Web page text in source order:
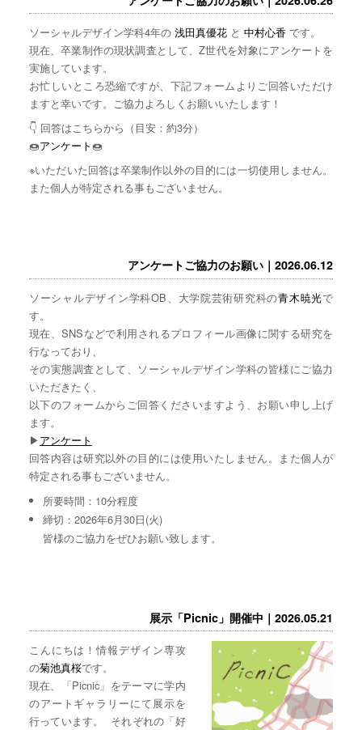
ソーシャルデザイン学科4年の 浅田真優花と 中村心香 です。
現在、卒業制作の現状調査として、Z世代を対象にアンケートを
実施しています。
お忙しいところ恐縮ですが、下記フォームよりご回答いただけ
ますと幸いです。ご協力よろしくお願いいたします！
👇 回答はこちらから（目安：約3分）
🍩アンケート🍩
※いただいた回答は卒業制作以外の目的には一切使用しません。
また個人が特定される事もございません。
アンケートご協力のお願い｜2026.06.12
ソーシャルデザイン学科OB、大学院芸術研究科の青木暁光で
す。
現在、SNSなどで利用されるプロフィール画像に関する研究を
行なっており、
その実態調査として、ソーシャルデザイン学科の皆様にご協力
いただきたく、
以下のフォームからご回答くださいますよう、お願い申し上げ
ます。
▶︎アンケート
回答内容は研究以外の目的には使用いたしません。また個人が
特定される事もございません。
所要時間：10分程度
締切：2026年6月30日(火)
皆様のご協力をぜひお願い致します。
展示「Picnic」開催中｜2026.05.21
こんにちは！情報デザイン専攻
の菊池真桜です。
現在、「Picnic」をテーマに学内
のアートギャラリーにて展示を
行っています。 それぞれの「好